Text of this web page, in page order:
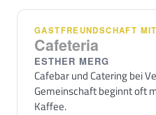
GASTFREUNDSCHAFT
Cafeteria
ESTHER MERG
Cafebar und Catering bei
Gemeinschaft beginnt oft
Kaffee.